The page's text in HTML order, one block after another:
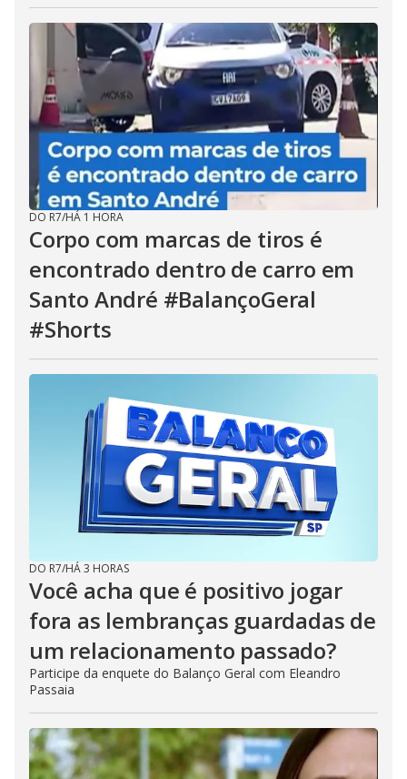
DO R7/HÁ 1 HORA
Corpo com marcas de tiros é
encontrado dentro de carro em
Santo André #BalançoGeral
#Shorts
DO R7/HÁ 3 HORAS
Você acha que é positivo jogar
fora as lembranças guardadas de
um relacionamento passado?
Participe da enquete do Balanço Geral com Eleandro
Passaia